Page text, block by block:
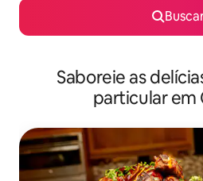
Saboreie as
particular em